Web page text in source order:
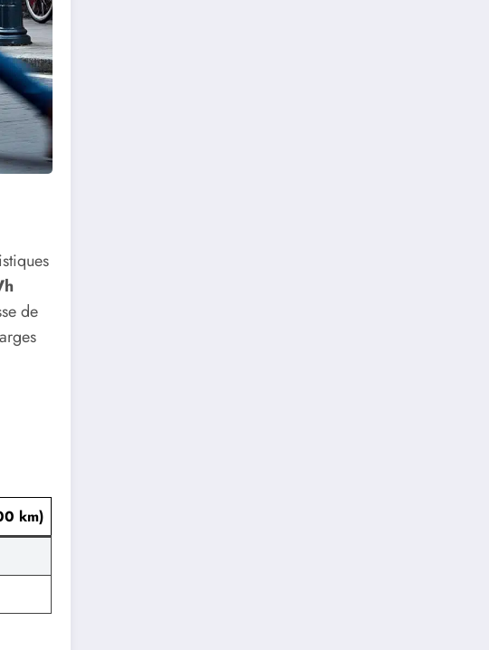
de
km)